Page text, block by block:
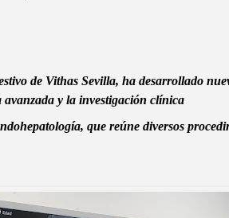
de Vithas Sevilla, ha desarrollado
avanzada y la investigación clínica
que reúne diversos